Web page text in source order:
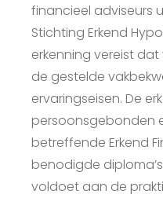
financieel adviseurs
Stichting Erkend
erkenning vereist
de gestelde
ervaringseisen. De
persoonsgebonden
betreffende Erkend
benodigde
voldoet aan de